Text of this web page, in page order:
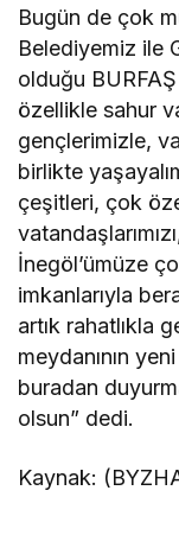
Bugün de çok
Belediyemiz ile
olduğu
özellikle sahur
gençlerimizle,
birlikte
çeşitleri, çok
İnegöl’ümüze
imkanlarıyla
artık rahatlıkla
meydanının
buradan
olsun” dedi.
Kaynak: